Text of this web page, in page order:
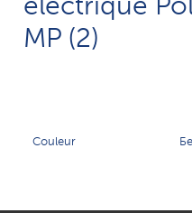
MP (2)
Couleur